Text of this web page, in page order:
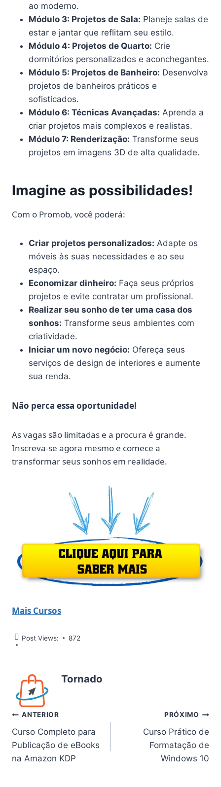
ao moderno.
Módulo 3: Projetos de Sala: Planeje salas de
estar e jantar que reflitam seu estilo.
Módulo 4: Projetos de Quarto: Crie
dormitórios personalizados e aconchegantes.
Módulo 5: Projetos de Banheiro: Desenvolva
projetos de banheiros práticos e
sofisticados.
Módulo 6: Técnicas Avançadas: Aprenda a
criar projetos mais complexos e realistas.
Módulo 7: Renderização: Transforme seus
projetos em imagens 3D de alta qualidade.
Imagine as possibilidades!
Com o Promob, você poderá:
Criar projetos personalizados: Adapte os
móveis às suas necessidades e ao seu
espaço.
Economizar dinheiro: Faça seus próprios
projetos e evite contratar um profissional.
Realizar seu sonho de ter uma casa dos
sonhos: Transforme seus ambientes com
criatividade.
Iniciar um novo negócio: Ofereça seus
serviços de design de interiores e aumente
sua renda.
Não perca essa oportunidade!
As vagas são limitadas e a procura é grande.
Inscreva-se agora mesmo e comece a
transformar seus sonhos em realidade.
Mais Cursos
Post Views: 872
Tornado
Navegação
de
Post
ANTERIOR
Curso Completo para
Publicação de eBooks
na Amazon KDP
PRÓXIMO
Curso Prático de
Formatação de
Windows 10